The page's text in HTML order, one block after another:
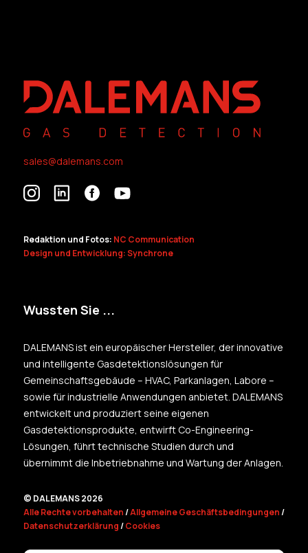
sales@dalemans.com
Redaktion und Fotos: NC Communication
Design und Entwicklung: Synchrone
Wussten Sie ...
DALEMANS ist ein europäischer Hersteller, der innovative
und intelligente Gasdetektionslösungen für
Gemeinschaftsgebäude – HVAC, Parkanlagen, Labore –
sowie für industrielle Anwendungen anbietet. DALEMANS
entwickelt und produziert seine eigenen
Gasdetektionsprodukte, entwirft Co-Engineering-
Lösungen, führt technische Studien durch und
übernimmt die Inbetriebnahme und Wartung der Anlagen.
© DALEMANS 2026
Alle Rechte vorbehalten/Allgemeine Geschäftsbedingungen/
Datenschutzerklärung/Cookies